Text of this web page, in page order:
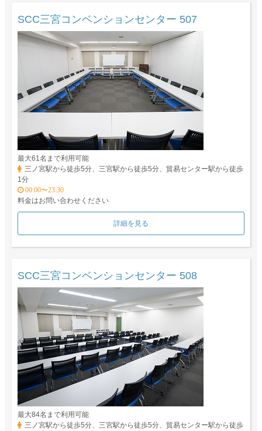
SCC三宮コンベンションセンター 507
最大61名まで利用可能
三ノ宮駅から徒歩5分、三宮駅から徒歩5分、貿易センター駅から徒歩
1分
00:00〜23:30
料金はお問い合わせください
詳細を見る
SCC三宮コンベンションセンター 508
最大84名まで利用可能
三ノ宮駅から徒歩5分、三宮駅から徒歩5分、貿易センター駅から徒歩